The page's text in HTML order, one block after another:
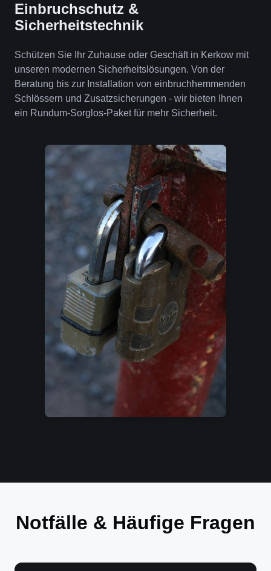
Einbruchschutz &
Sicherheitstechnik
Schützen Sie Ihr Zuhause oder Geschäft in Kerkow mit
unseren modernen Sicherheitslösungen. Von der
Beratung bis zur Installation von einbruchhemmenden
Schlössern und Zusatzsicherungen - wir bieten Ihnen
ein Rundum-Sorglos-Paket für mehr Sicherheit.
Notfälle & Häufige Fragen